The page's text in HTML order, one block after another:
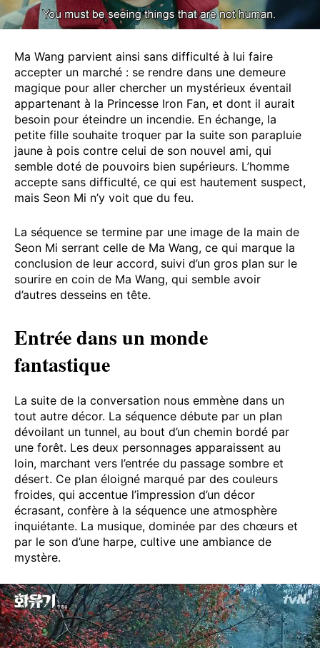
Ma Wang parvient ainsi sans difficulté à lui faire
accepter un marché : se rendre dans une demeure
magique pour aller chercher un mystérieux éventail
appartenant à la Princesse Iron Fan, et dont il aurait
besoin pour éteindre un incendie. En échange, la
petite fille souhaite troquer par la suite son parapluie
jaune à pois contre celui de son nouvel ami, qui
semble doté de pouvoirs bien supérieurs. L’homme
accepte sans difficulté, ce qui est hautement suspect,
mais Seon Mi n’y voit que du feu.
La séquence se termine par une image de la main de
Seon Mi serrant celle de Ma Wang, ce qui marque la
conclusion de leur accord, suivi d’un gros plan sur le
sourire en coin de Ma Wang, qui semble avoir
d’autres desseins en tête.
Entrée dans un monde
fantastique
La suite de la conversation nous emmène dans un
tout autre décor. La séquence débute par un plan
dévoilant un tunnel, au bout d’un chemin bordé par
une forêt. Les deux personnages apparaissent au
loin, marchant vers l’entrée du passage sombre et
désert. Ce plan éloigné marqué par des couleurs
froides, qui accentue l’impression d’un décor
écrasant, confère à la séquence une atmosphère
inquiétante. La musique, dominée par des chœurs et
par le son d’une harpe, cultive une ambiance de
mystère.